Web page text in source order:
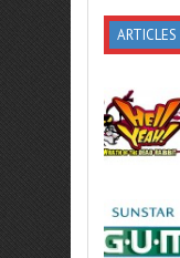
ARTICLES